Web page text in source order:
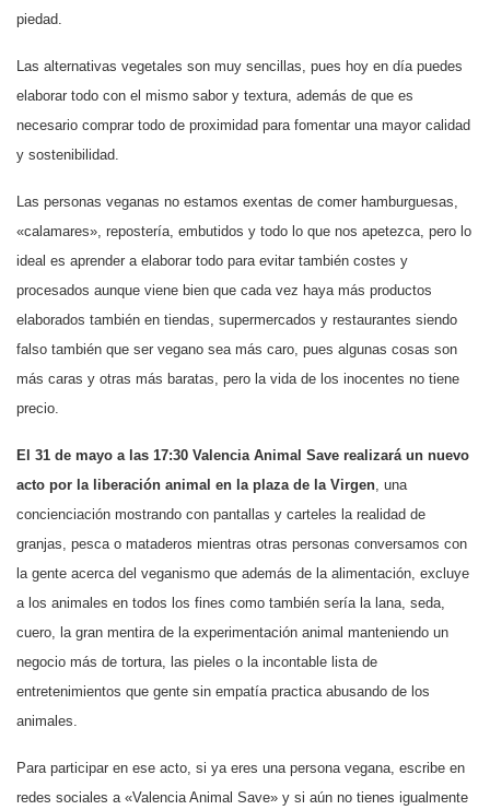
piedad.
Las alternativas vegetales son muy sencillas, pues hoy en día puedes
elaborar todo con el mismo sabor y textura, además de que es
necesario comprar todo de proximidad para fomentar una mayor calidad
y sostenibilidad.
Las personas veganas no estamos exentas de comer hamburguesas,
«calamares», repostería, embutidos y todo lo que nos apetezca, pero lo
ideal es aprender a elaborar todo para evitar también costes y
procesados aunque viene bien que cada vez haya más productos
elaborados también en tiendas, supermercados y restaurantes siendo
falso también que ser vegano sea más caro, pues algunas cosas son
más caras y otras más baratas, pero la vida de los inocentes no tiene
precio.
El 31 de mayo a las 17:30 Valencia Animal Save realizará un nuevo
acto por la liberación animal en la plaza de la Virgen, una
concienciación mostrando con pantallas y carteles la realidad de
granjas, pesca o mataderos mientras otras personas conversamos con
la gente acerca del veganismo que además de la alimentación, excluye
a los animales en todos los fines como también sería la lana, seda,
cuero, la gran mentira de la experimentación animal manteniendo un
negocio más de tortura, las pieles o la incontable lista de
entretenimientos que gente sin empatía practica abusando de los
animales.
Para participar en ese acto, si ya eres una persona vegana, escribe en
redes sociales a «Valencia Animal Save» y si aún no tienes igualmente